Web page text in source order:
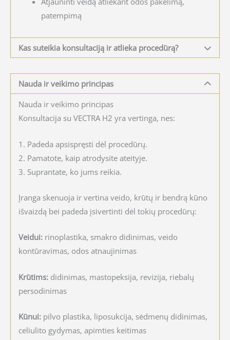
patempimą
Kas suteikia konsultaciją ir atlieka procedūrą?
Nauda ir veikimo principas
Nauda ir veikimo principas
Konsultacija su VECTRA H2 yra vertinga, nes:
1. Padeda apsispręsti dėl procedūrų.
2. Pamatote, kaip atrodysite ateityje.
3. Suprantate, ko jums reikia.
Įranga skenuoja ir vertina veido, krūtų ir bendrą kūno
išvaizdą bei padeda įsivertinti dėl tokių procedūrų:
Veidui: rinoplastika, smakro didinimas, veido
kontūravimas, odos atnaujinimas
Krūtims: didinimas, mastopeksija, revizija, riebalų
persodinimas
Kūnui: pilvo plastika, liposukcija, sėdmenų didinimas,
celiulito gydymas, apimties keitimas